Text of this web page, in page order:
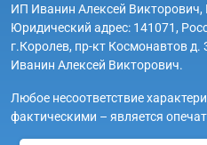
ИП Иванин Алексей
Юридический адрес: 141071,
г.Королев, пр-кт Космонавтов д.
Иванин Алексей Викторович.
Любое несоответствие
фактическими – является